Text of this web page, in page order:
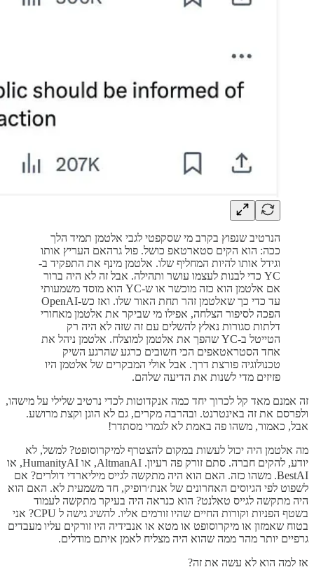
הנרטיב שנפוץ בקרב מי שסקפטי לגבי אלטמן תמיד הלך
ככה: הוא הקים סטארטאפ כושל. פול גרהאם העריץ אותו
וגידל אותו להיות המחליף שלו. אלטמן מינף את התפקיד ב-
YC כדי לבנות לעצמו עושר ותהילה. אבל זה לא היה ברור
אם אלטמן הוא כזה מוכשר או ש-YC הוא מוסד משמעותי
עד כדי כך שאלטמן זהר תחת האור שלו. ואז כש-OpenAI
הפכה לסיפור הצלחה, אפילו מי שביקר את אלטמן מאחורי
דלתות סגורות נאלץ להשלים עם זה שזה לא היה רק
הטייטל ב-YC שהפך את אלטמן למוצלח. אלטמן ניהל את
אחד הסטראטאפים הכי חשובים כרגע שהרגע השיק
טכנולוגיה פורצת דרך. אבל אולי המבקרים של אלטמן היו
פזיזים מדי לשנות את הדיעה שלהם.
זה אמנם מאד קל לכרוך יחד כמה אנקדוטות לכדי נרטיב שלילי על מישהו,
ולפרסם את זה באינטרנט. ובהרבה מקרים, גם לא הוגן וקצת מרושע.
אבל, כאמור, משהו פה באמת לא לגמרי מסתדר!
מה אלטמן היה יכול לעשות במקום להצטרף למיקרוסופט? למשל, לא
יודע, להקים חברה. סתם זורק פה רעיון. AltmanAI, או HumanityAI, או
BestAI. משהו כזה. האם הוא היה מתקשה לגייס מיליארדי דולרים? אם
לשפוט לפי הגיוסים האחרונים של אנת׳רופיק, חד משמעית לא. האם הוא
היה מתקשה לגייס טאלנט? הוא כנראה היה בעיקר מתקשה לעמוד
בשטף הפניות וקורות החיים שהיו זורמים אליו. להשיג גישה ל CPU? אני
בטוח שאמזון או מיקרוסופט או מטא או אנבידיה היו זורקים עליו מעבדים
גרפיים יותר מהר ממה שהוא היה מצליח לאמן איתם מודלים.
אז למה הוא לא עשה את זה?